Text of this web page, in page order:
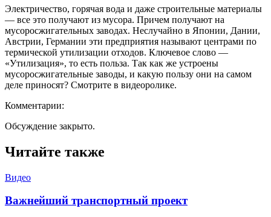
Электричество, горячая вода и даже строительные материалы
— все это получают из мусора. Причем получают на
мусоросжигательных заводах. Неслучайно в Японии, Дании,
Австрии, Германии эти предприятия называют центрами по
термической утилизации отходов. Ключевое слово —
«Утилизация», то есть польза. Так как же устроены
мусоросжигательные заводы, и какую пользу они на самом
деле приносят? Смотрите в видеоролике.
Комментарии:
Обсуждение закрыто.
Читайте также
Видео
Важнейший транспортный проект